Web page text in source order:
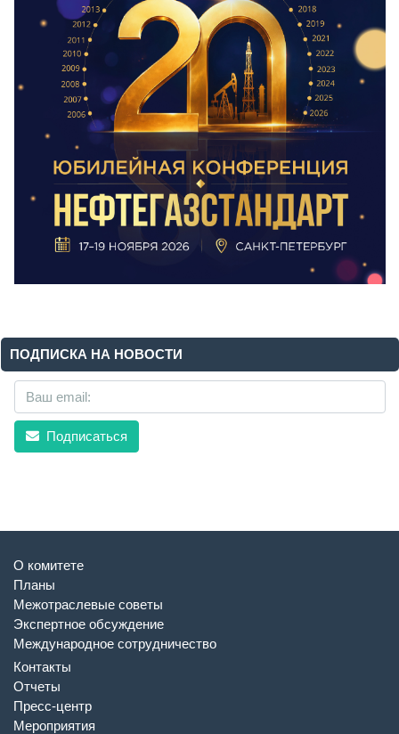
ПОДПИСКА НА НОВОСТИ
Подписаться
О комитете
Планы
Межотраслевые советы
Экспертное обсуждение
Международное сотрудничество
Контакты
Отчеты
Пресс-центр
Мероприятия